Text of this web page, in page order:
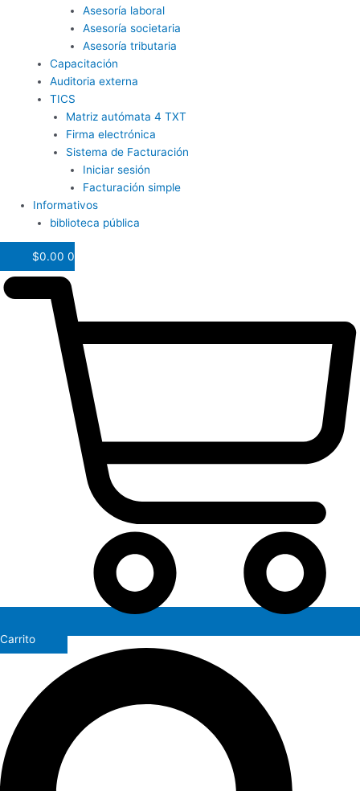
Asesoría laboral
Asesoría societaria
Asesoría tributaria
Capacitación
Auditoria externa
TICS
Matriz autómata 4 TXT
Firma electrónica
Sistema de Facturación
Iniciar sesión
Facturación simple
Informativos
biblioteca pública
$0.00 0
Carrito